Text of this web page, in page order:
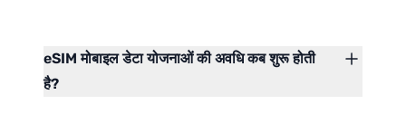
eSIM मोबाइल डेटा योजनाओं की अवधि कब शुरू होती
है?